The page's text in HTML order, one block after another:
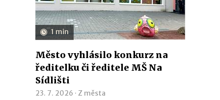
1 min
Město vyhlásilo konkurz na
ředitelku či ředitele MŠ Na
Sídlišti
23. 7. 2026 · Z města